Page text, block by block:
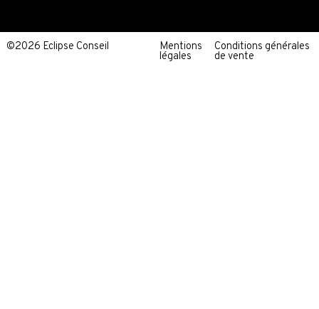
©2026 Eclipse Conseil Mentions
légales
Conditions générales
de vente